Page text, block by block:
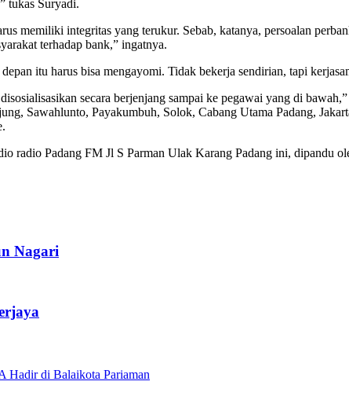
tukas Suryadi.
memiliki integritas yang terukur. Sebab, katanya, persoalan
terhadap bank,” ingatnya.
itu harus bisa mengayomi. Tidak bekerja sendirian, tapi
secara berjenjang sampai ke pegawai yang di
Sawahlunto, Payakumbuh, Solok, Cabang Utama Padang,
radio Padang FM Jl S Parman Ulak Karang Padang ini, dipandu
Nagari